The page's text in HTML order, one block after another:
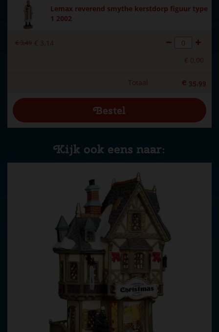
Hoogte in cm 20.2
Lemax reverend smythe kerstdorp figuur type
1 2002
€3,49 € 3, 14
€ 0,00
Totaal € 35,99
Kijk ook eens naar: